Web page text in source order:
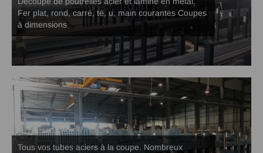
Fer plat, rond, carré, té, u, main courantes Coupes
à dimensions
Tous vos tubes aciers à la coupe. Nombreux